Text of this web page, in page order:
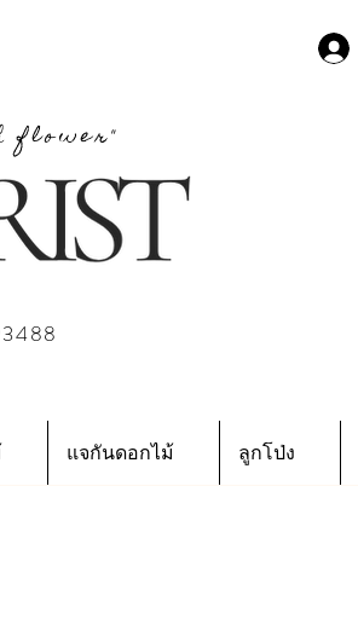
flower"
แจกันดอกไม้ ลูกโป่ง